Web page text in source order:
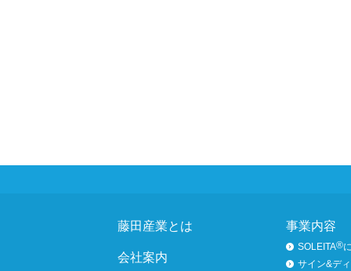
藤田産業とは
会社案内
事業内容
SOLEITA®
サイン&デ